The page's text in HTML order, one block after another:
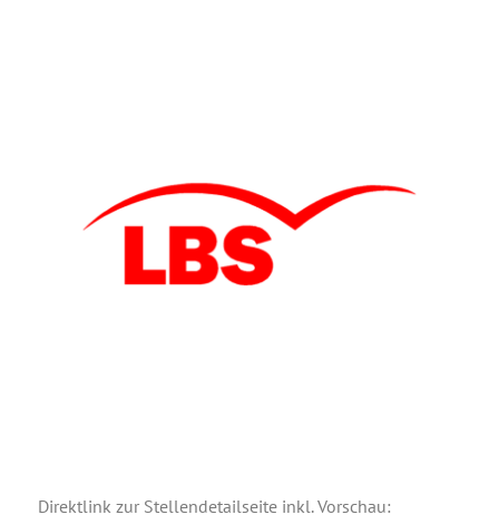
Direkt­link zur Stel­len­de­tail­sei­te inkl. Vorschau: